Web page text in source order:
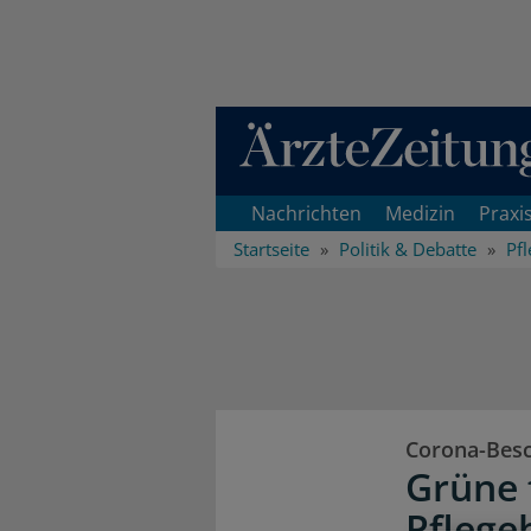
Direkt zum Inhaltsbereich
Nachrichten Medizin
Startseite Politik & Debatte
Corona-